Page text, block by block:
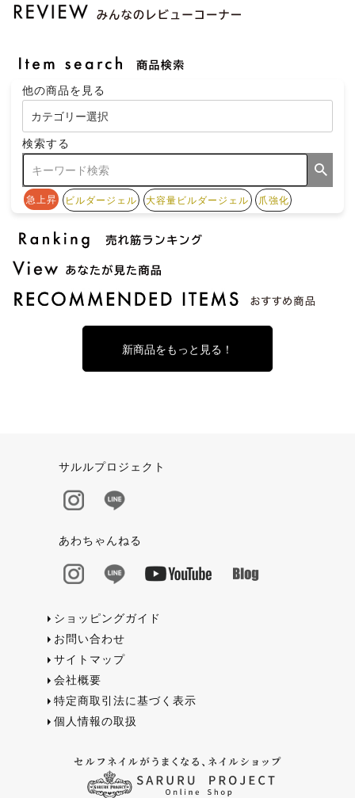
他の商品を見る
検索する
急上昇 ビルダージェル 大容量ビルダージェル 爪強化
新商品をもっと見る！
ショッピングガイド
お問い合わせ
サイトマップ
会社概要
特定商取引法に基づく表示
個人情報の取扱
サルルプロジェクト
あわちゃんねる